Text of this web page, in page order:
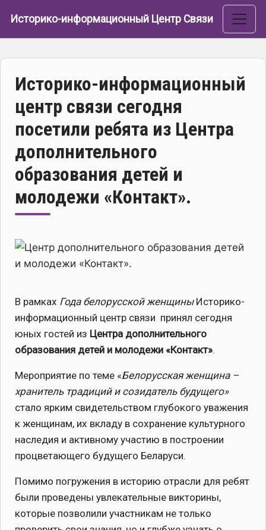
Историко-информационный Центр Связи
Историко-информационный
центр связи сегодня
посетили ребята из Центра
дополнительного
образования детей и
молодежи «Контакт».
Изображение
В рамках Года белорусской женщиныИсторико-
информационный центр связи принял сегодня
юных гостей из Центра дополнительного
образования детей и молодежи «Контакт».
Мероприятие по теме «Белорусская женщина –
хранитель традиций и созидатель будущего»
стало ярким свидетельством глубокого уважения
к женщинам, их вкладу в сохранение культурного
наследия и активному участию в построении
процветающего будущего Беларуси.
Помимо погружения в историю отрасли для ребят
были проведены увлекательные викторины,
которые позволили участникам не только